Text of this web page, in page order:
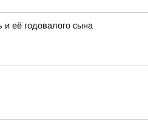
её годовалого сына